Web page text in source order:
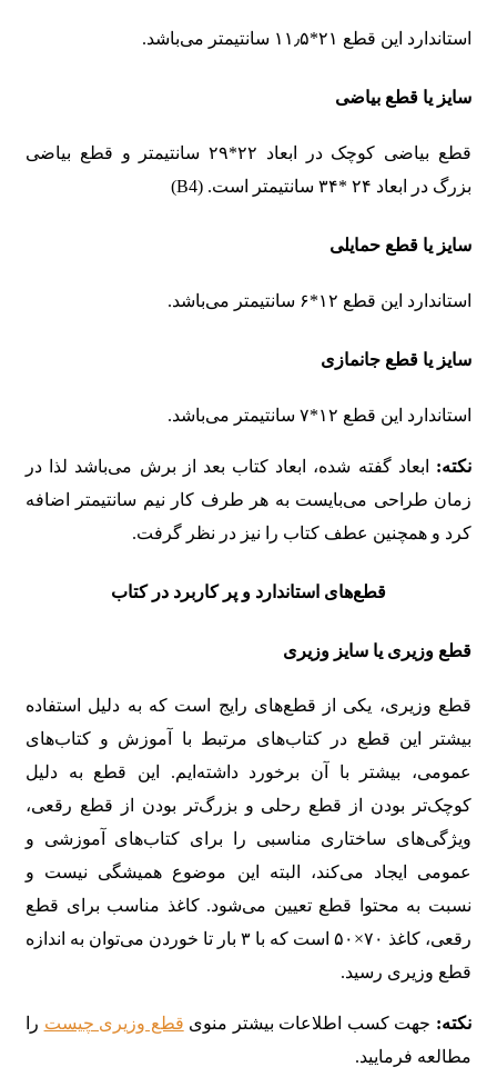
استاندارد این قطع ۲۱*۱۱٫۵ سانتیمتر می‌باشد.
سایز یا قطع بیاضی
قطع بیاضی کوچک در ابعاد ۲۲*۲۹ سانتیمتر و قطع بیاضی
بزرگ در ابعاد ۲۴ *۳۴ سانتیمتر است. (B4)
سایز یا قطع حمایلی
استاندارد این قطع ۱۲*۶ سانتیمتر می‌باشد.
سایز یا قطع جانمازی
استاندارد این قطع ۱۲*۷ سانتیمتر می‌باشد.
نکته: ابعاد گفته شده، ابعاد کتاب بعد از برش می‌باشد لذا در
زمان طراحی می‌بایست به هر طرف کار نیم سانتیمتر اضافه
کرد و همچنین عطف کتاب را نیز در نظر گرفت.
قطع‌های استاندارد و پر کاربرد در کتاب
قطع وزیری یا سایز وزیری
قطع وزیری، یکی از قطع‌های رایج است که به دلیل استفاده
بیشتر این قطع در کتاب‌های مرتبط با آموزش و کتاب‌های
عمومی، بیشتر با آن برخورد داشته‌ایم. این قطع به دلیل
کوچک‌تر بودن از قطع رحلی و بزرگ‌تر بودن از قطع رقعی،
ویژگی‌های ساختاری مناسبی را برای کتاب‌های آموزشی و
عمومی ایجاد می‌کند، البته این موضوع همیشگی نیست و
نسبت به محتوا قطع تعیین می‌شود. کاغذ مناسب برای قطع
رقعی، کاغذ ۷۰×۵۰ است که با ۳ بار تا خوردن می‌توان به اندازه
قطع وزیری رسید.
نکته: جهت کسب اطلاعات بیشتر منوی قطع وزیری چیست را
مطالعه فرمایید.